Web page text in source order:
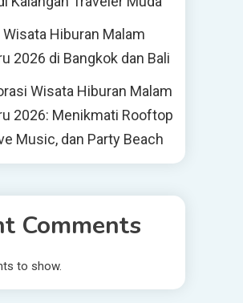
Wisata Hiburan Malam
2026 di Bangkok dan Bali
Wisata Hiburan Malam
2026: Menikmati Rooftop
Music, dan Party Beach
Comments
to show.